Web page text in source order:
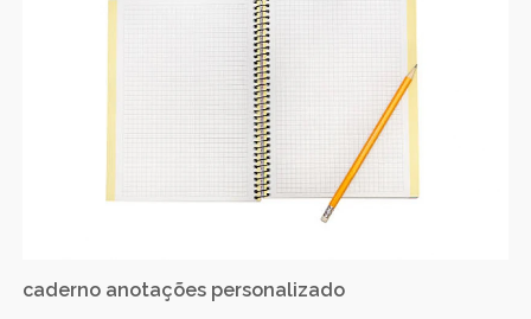
caderno anotações personalizado